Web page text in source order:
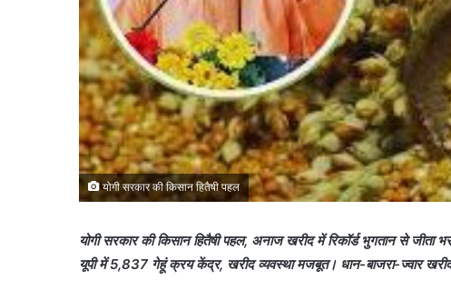
योगी सरकार की किसान हितैषी पहल
योगी सरकार की किसान हितैषी पहल, अनाज खरीद में रिकॉर्ड भुगतान से
यूपी में 5,837 गेहूं क्रय केंद्र, खरीद व्यवस्था मजबूत। धान-बाजरा-ज्वार